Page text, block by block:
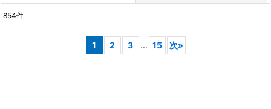
854件
1 2 3 ... 15 次»